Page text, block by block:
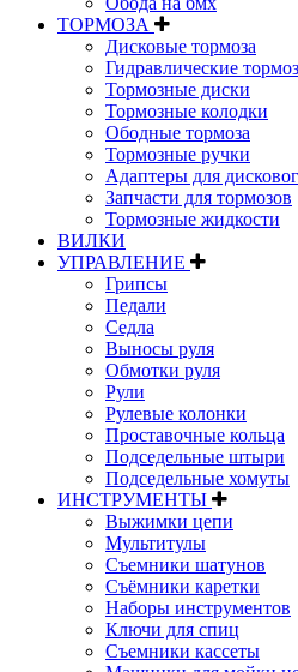
ТОРМОЗА
Дисковые тормоза
Гидравлические
Тормозные диски
Тормозные колодки
Ободные тормоза
Тормозные ручки
Адаптеры для
Запчасти для тормозов
Тормозные жидкости
ВИЛКИ
УПРАВЛЕНИЕ
Грипсы
Педали
Седла
Выносы руля
Обмотки руля
Рули
Рулевые колонки
Проставочные кольца
Подседельные штыри
Подседельные хомуты
ИНСТРУМЕНТЫ
Выжимки цепи
Мультитулы
Съемники шатунов
Съёмники каретки
Наборы инструментов
Ключи для спиц
Съемники кассеты